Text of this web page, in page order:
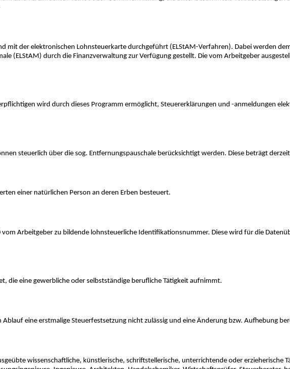
mit der elektronischen Lohnsteuerkarte durchgeführt (ELStAM-Verfahren). Dabei werden
(ELStAM) durch die Finanzverwaltung zur Verfügung gestellt. Die vom Arbeitgeber
wird durch dieses Programm ermöglicht, Steuererklärungen und -anmeldungen
steuerlich über die sog. Entfernungspauschale berücksichtigt werden. Diese beträgt
einer natürlichen Person an deren Erben besteuert.
vom Arbeitgeber zu bildende lohnsteuerliche Identifikationsnummer. Diese wird für die
die eine gewerbliche oder selbstständige berufliche Tätigkeit aufnimmt.
eine erstmalige Steuerfestsetzung nicht zulässig und eine Änderung bzw. Aufhebung
wissenschaftliche, künstlerische, schriftstellerische, unterrichtende oder erzieherische